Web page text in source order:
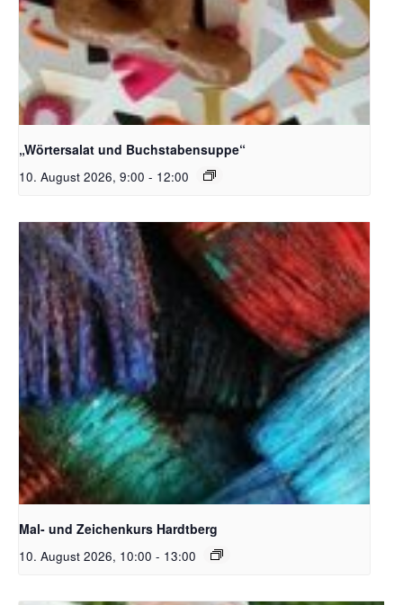
Bildquelle_ Pixabay Free_Christoph Meinersmann
„Wörtersalat und Buchstabensuppe“
10. August 2026, 9:00 - 12:00
Unsplash_RhondaK Native Florida Folk Artist
Mal- und Zeichenkurs Hardtberg
10. August 2026, 10:00 - 13:00